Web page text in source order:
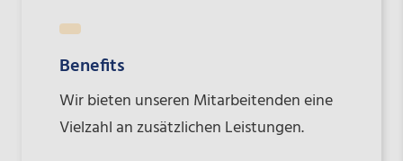
Benefits
Wir bieten unseren Mitarbeitenden eine
Vielzahl an zusätzlichen Leistungen.